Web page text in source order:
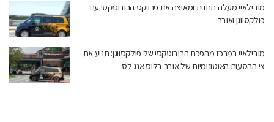
מובילאיי מעלה תחזית ומאיצה את פרויקט הרובוטקסי עם
פולקסווגן ואובר
מובילאיי במרכז מהפכת הרובוטקסי של פולקסווגן: תניע את
צי ההסעות האוטונומיות של אובר בלוס אנג'לס